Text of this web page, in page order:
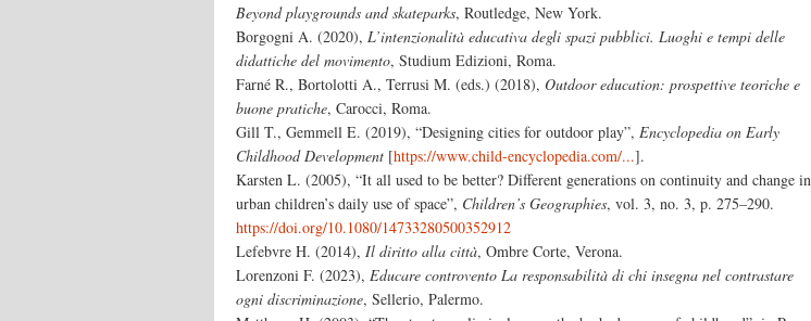
Beyond playgrounds and skateparks, Routledge, New York.
Borgogni A. (2020), L’intenzionalità educativa degli spazi pubblici. Luoghi e tempi delle
didattiche del movimento, Studium Edizioni, Roma.
Farné R., Bortolotti A., Terrusi M. (eds.) (2018), Outdoor education: prospettive teoriche e
buone pratiche, Carocci, Roma.
Gill T., Gemmell E. (2019), “Designing cities for outdoor play”, Encyclopedia on Early
Childhood Development [https://www.child-encyclopedia.com/...].
Karsten L. (2005), “It all used to be better? Different generations on continuity and change in
urban children’s daily use of space”, Children’s Geographies, vol. 3, no. 3, p. 275–290.
https://doi.org/10.1080/14733280500352912
Lefebvre H. (2014), Il diritto alla città, Ombre Corte, Verona.
Lorenzoni F. (2023), Educare controvento La responsabilità di chi insegna nel contrastare
ogni discriminazione, Sellerio, Palermo.